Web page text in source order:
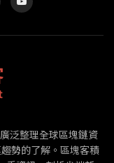
泛整理全球區塊鏈資
勢的了解。區塊客積